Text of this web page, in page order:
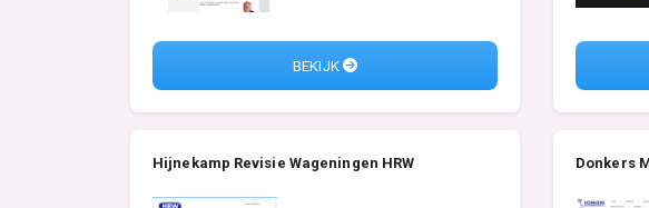
BEKIJK
Hijnekamp Revisie Wageningen HRW Donkers